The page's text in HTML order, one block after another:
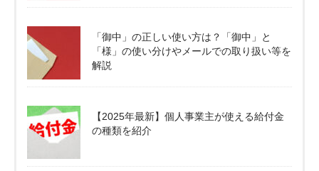
「御中」の正しい使い方は？「御中」と
「様」の使い分けやメールでの取り扱い等を
解説
【2025年最新】個人事業主が使える給付金
の種類を紹介